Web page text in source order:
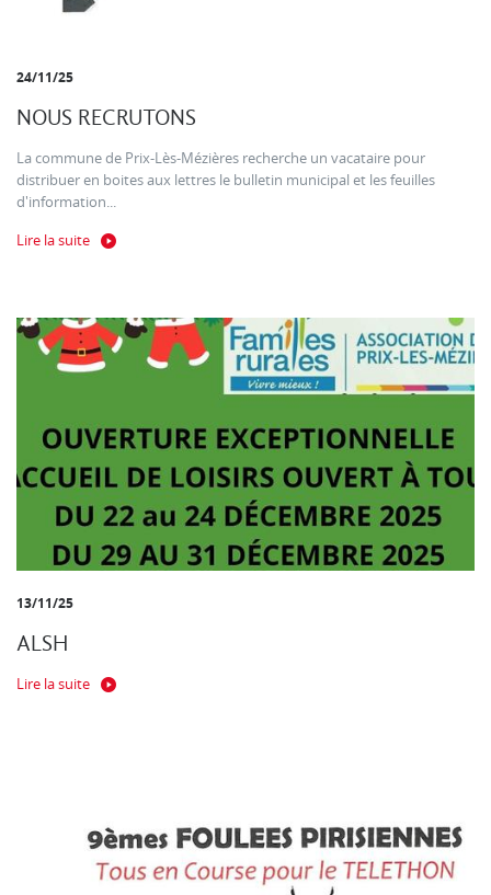
24/11/25
NOUS RECRUTONS
La commune de Prix-Lès-Mézières recherche un vacataire pour
distribuer en boites aux lettres le bulletin municipal et les feuilles
d'information...
Lire la suite
13/11/25
ALSH
Lire la suite